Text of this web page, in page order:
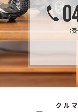
〈受